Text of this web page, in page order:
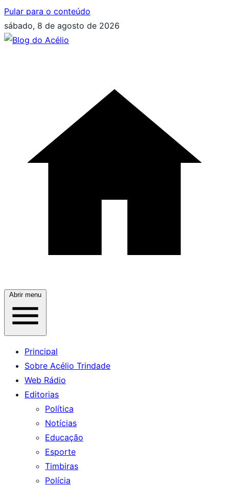
Pular para o conteúdo
sábado, 8 de agosto de 2026
Abrir menu
Principal
Sobre Acélio Trindade
Web Rádio
Editorias
Política
Notícias
Educação
Esporte
Timbiras
Polícia